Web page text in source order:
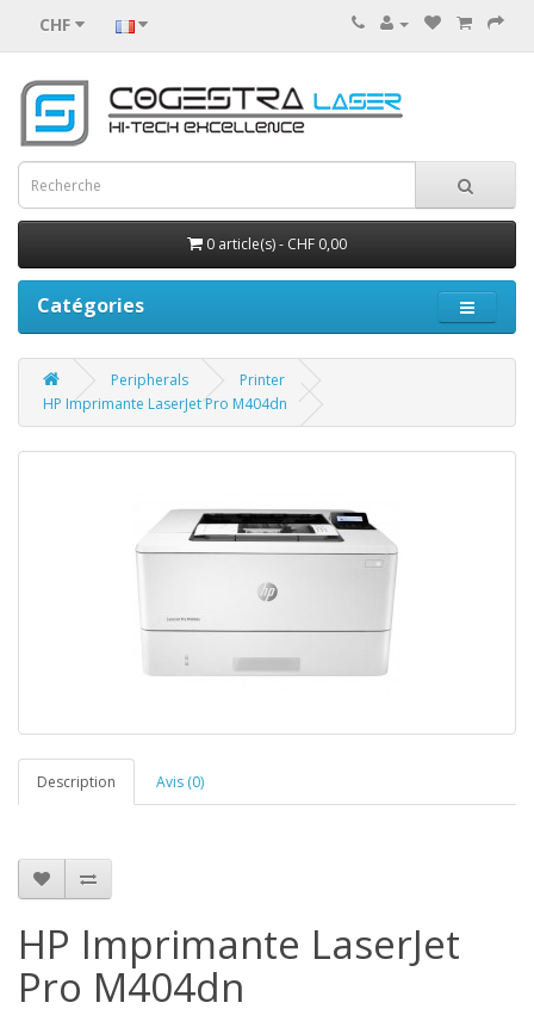
CHF
0 article(s) - CHF 0,00
Catégories
Peripherals
Printer
HP Imprimante LaserJet Pro M404dn
Description Avis (0)
HP Imprimante LaserJet
Pro M404dn